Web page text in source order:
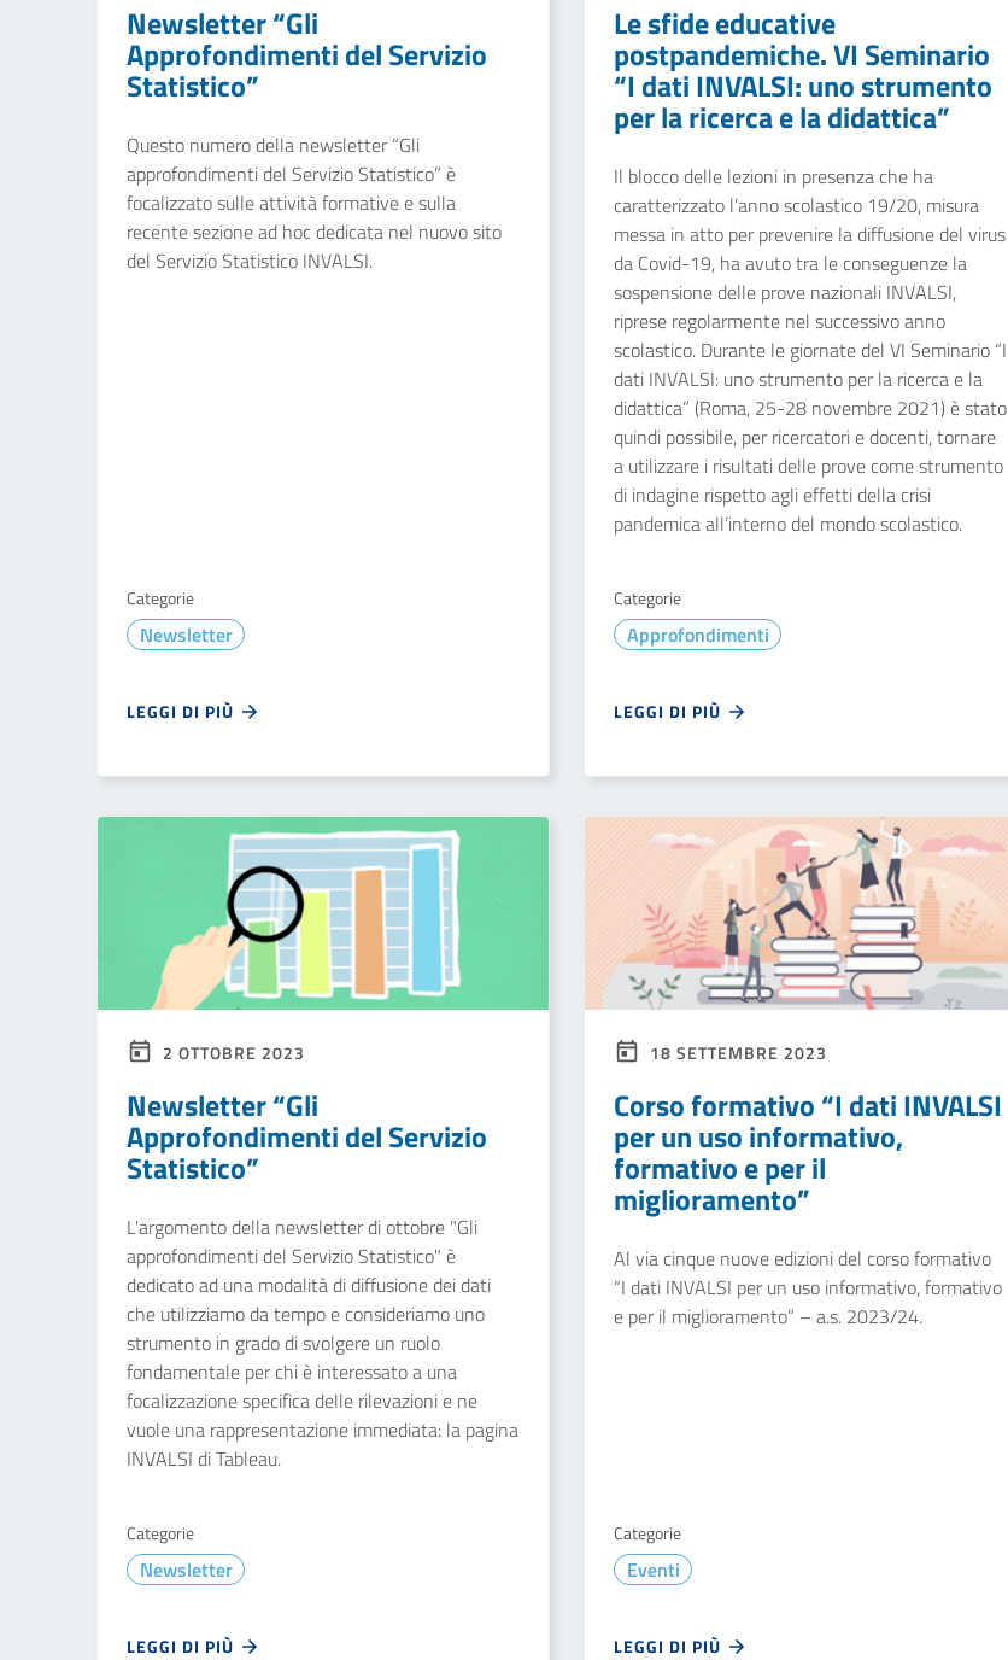
Newsletter “Gli
Approfondimenti del Servizio
Statistico”
Questo numero della newsletter “Gli
approfondimenti del Servizio Statistico” è
focalizzato sulle attività formative e sulla
recente sezione ad hoc dedicata nel nuovo sito
del Servizio Statistico INVALSI.
Categorie
Newsletter
LEGGI DI PIÙ
Le sfide educative
postpandemiche. VI Seminario
“I dati INVALSI: uno strumento
per la ricerca e la didattica”
Il blocco delle lezioni in presenza che ha
caratterizzato l’anno scolastico 19/20, misura
messa in atto per prevenire la diffusione del virus
da Covid-19, ha avuto tra le conseguenze la
sospensione delle prove nazionali INVALSI,
riprese regolarmente nel successivo anno
scolastico. Durante le giornate del VI Seminario “I
dati INVALSI: uno strumento per la ricerca e la
didattica” (Roma, 25-28 novembre 2021) è stato
quindi possibile, per ricercatori e docenti, tornare
a utilizzare i risultati delle prove come strumento
di indagine rispetto agli effetti della crisi
pandemica all’interno del mondo scolastico.
Categorie
Approfondimenti
LEGGI DI PIÙ
2 OTTOBRE 2023
Newsletter “Gli
Approfondimenti del Servizio
Statistico”
L'argomento della newsletter di ottobre "Gli
approfondimenti del Servizio Statistico" è
dedicato ad una modalità di diffusione dei dati
che utilizziamo da tempo e consideriamo uno
strumento in grado di svolgere un ruolo
fondamentale per chi è interessato a una
focalizzazione specifica delle rilevazioni e ne
vuole una rappresentazione immediata: la pagina
INVALSI di Tableau.
Categorie
Newsletter
LEGGI DI PIÙ
18 SETTEMBRE 2023
Corso formativo “I dati INVALSI
per un uso informativo,
formativo e per il
miglioramento”
Al via cinque nuove edizioni del corso formativo
“I dati INVALSI per un uso informativo, formativo
e per il miglioramento” – a.s. 2023/24.
Categorie
Eventi
LEGGI DI PIÙ